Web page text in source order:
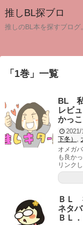
推しBL探ブロ
推しのBL本を探すブログ
「 1巻 」 一覧
BL
レビ
かっこ
2021/
下冬）
オメガ
も良か
リンクし
ＢＬ
ネタ
ＢＬ